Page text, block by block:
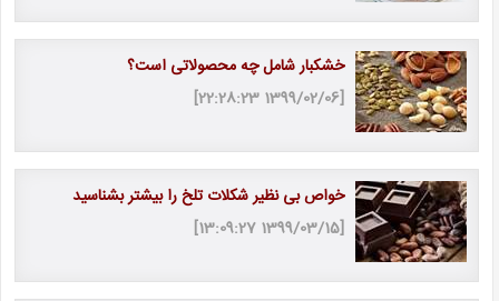
خشکبار شامل چه محصولاتی است؟
[1399/02/06 22:28:23]
خواص بی نظیر شکلات تلخ را بیشتر بشناسید
[1399/03/15 13:09:27]